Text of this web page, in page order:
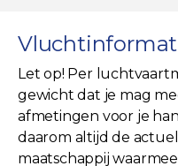
Let op! Per
gewicht dat je mag
afmetingen voor je
daarom altijd de
maatschappij